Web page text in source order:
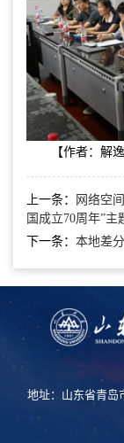
【作者：解
上一条：
网络空
国成立70周年”主
下一条： 本地差
地址：山东省青岛